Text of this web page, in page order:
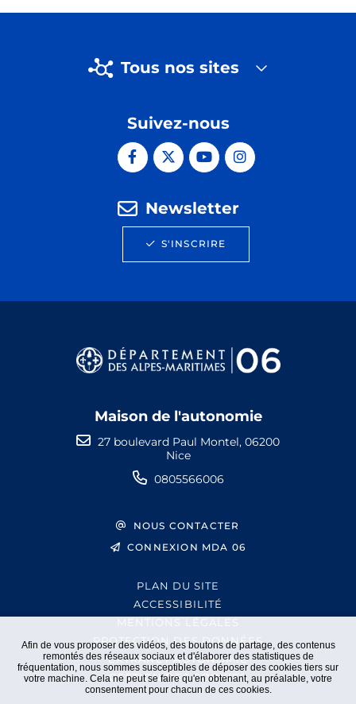
Afin de vous proposer des vidéos, des boutons de partage, des contenus
remontés des réseaux sociaux et d'élaborer des statistiques de
fréquentation, nous sommes susceptibles de déposer des cookies tiers sur
votre machine. Cela ne peut se faire qu'en obtenant, au préalable, votre
consentement pour chacun de ces cookies.
Tous nos sites
Suivez-nous
Newsletter
S'INSCRIRE
Maison de l'autonomie
27 boulevard Paul Montel, 06200
Nice
0805566006
NOUS CONTACTER
CONNEXION MDA 06
PLAN DU SITE
ACCESSIBILITÉ
MENTIONS LÉGALES
PROTECTION DES DONNÉES
EXTRANET AUTONOMIE
GESTION DES COOKIES